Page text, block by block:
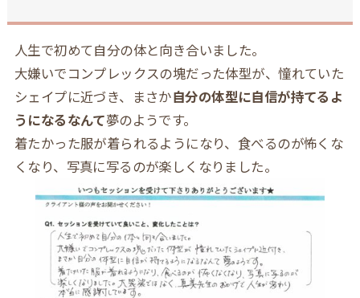
人生で初めて自分の体と向き合いました。
大嫌いでコンプレックスの塊だった体型が、憧れていた
シェイプに近づき、まさか自分の体型に自信が持てるよ
うになるなんて夢のようです。
着たかった服が着られるようになり、食べるのが怖くな
くなり、写真に写るのが楽しくなりました。